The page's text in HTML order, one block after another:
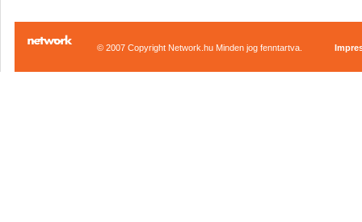
© 2007 Copyright Network.hu Minden jog fenntartva.